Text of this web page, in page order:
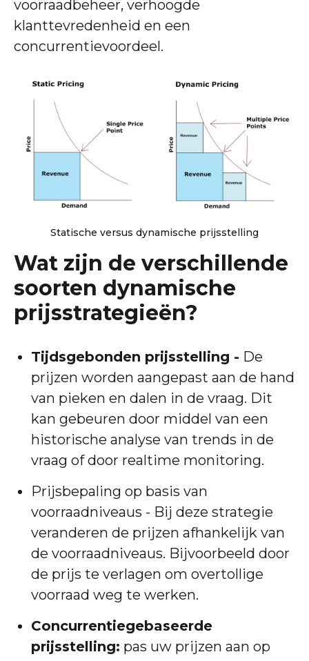
voorraadbeheer, verhoogde
klanttevredenheid en een
concurrentievoordeel.
Statische versus dynamische prijsstelling
Wat zijn de verschillende
soorten dynamische
prijsstrategieën?
Tijdsgebonden prijsstelling - De
prijzen worden aangepast aan de hand
van pieken en dalen in de vraag. Dit
kan gebeuren door middel van een
historische analyse van trends in de
vraag of door realtime monitoring.
Prijsbepaling op basis van
voorraadniveaus - Bij deze strategie
veranderen de prijzen afhankelijk van
de voorraadniveaus. Bijvoorbeeld door
de prijs te verlagen om overtollige
voorraad weg te werken.
Concurrentiegebaseerde
prijsstelling: pas uw prijzen aan op